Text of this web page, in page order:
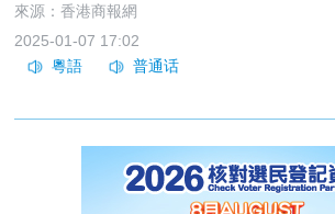
來源：香港商報網
2025-01-07 17:02